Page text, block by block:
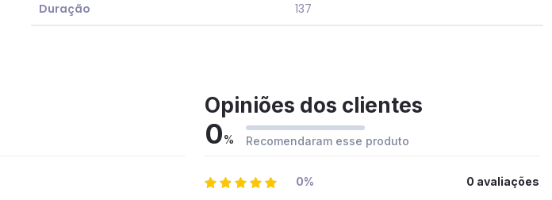
Duração 137
Opiniões dos clientes
0% Recomendaram esse produto
0% 0 avaliações